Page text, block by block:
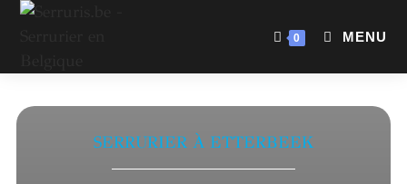
0 MENU
SERRURIER À ETTERBEEK